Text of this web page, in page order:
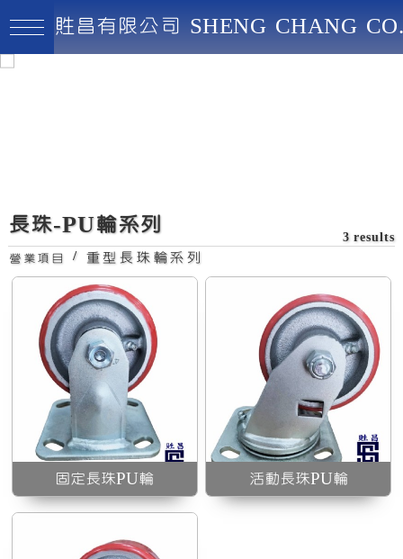
長珠-PU輪系列
3 results
營業項目 / 重型長珠輪系列
固定長珠PU輪 活動長珠PU輪
貹昌有限公司 SHENG CHANG